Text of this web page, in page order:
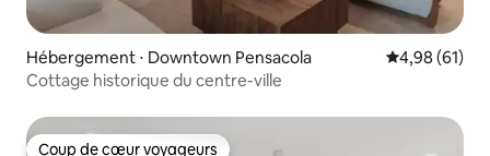
Hébergement ⋅ Downtown Pensacola Évaluation
4,98 (61)
Cottage historique du centre-ville
Coup de cœur voyageurs